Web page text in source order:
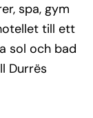
spa, gym
till ett
sol och bad
Durrës